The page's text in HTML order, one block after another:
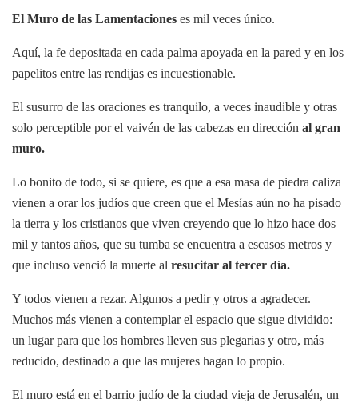
El Muro de las Lamentaciones es mil veces único.
Aquí, la fe depositada en cada palma apoyada en la pared y en los
papelitos entre las rendijas es incuestionable.
El susurro de las oraciones es tranquilo, a veces inaudible y otras
solo perceptible por el vaivén de las cabezas en dirección al gran
muro.
Lo bonito de todo, si se quiere, es que a esa masa de piedra caliza
vienen a orar los judíos que creen que el Mesías aún no ha pisado
la tierra y los cristianos que viven creyendo que lo hizo hace dos
mil y tantos años, que su tumba se encuentra a escasos metros y
que incluso venció la muerte al resucitar al tercer día.
Y todos vienen a rezar. Algunos a pedir y otros a agradecer.
Muchos más vienen a contemplar el espacio que sigue dividido:
un lugar para que los hombres lleven sus plegarias y otro, más
reducido, destinado a que las mujeres hagan lo propio.
El muro está en el barrio judío de la ciudad vieja de Jerusalén, un